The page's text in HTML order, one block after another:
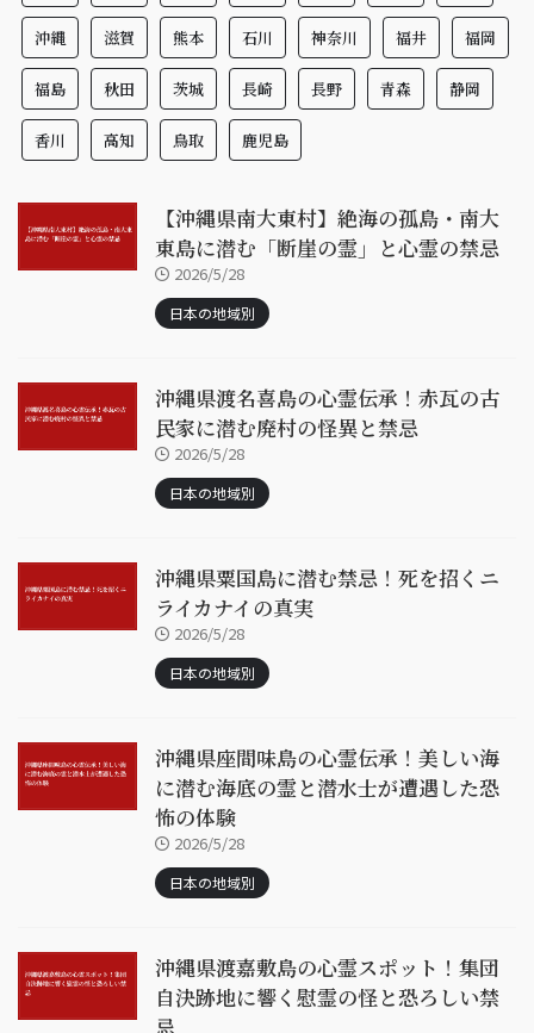
沖縄 滋賀 熊本 石川 神奈川 福井 福岡
福島 秋田 茨城 長崎 長野 青森 静岡
香川 高知 鳥取 鹿児島
【沖縄県南大東村】絶海の孤島・南大
東島に潜む「断崖の霊」と心霊の禁忌
2026/5/28
日本の地域別
沖縄県渡名喜島の心霊伝承！赤瓦の古
民家に潜む廃村の怪異と禁忌
2026/5/28
日本の地域別
沖縄県粟国島に潜む禁忌！死を招くニ
ライカナイの真実
2026/5/28
日本の地域別
沖縄県座間味島の心霊伝承！美しい海
に潜む海底の霊と潜水士が遭遇した恐
怖の体験
2026/5/28
日本の地域別
沖縄県渡嘉敷島の心霊スポット！集団
自決跡地に響く慰霊の怪と恐ろしい禁
忌